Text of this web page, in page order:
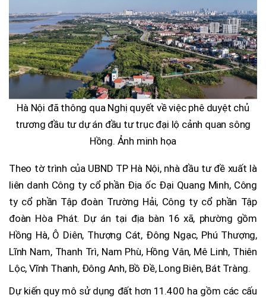
Hà Nội đã thông qua Nghị quyết về việc phê duyệt chủ
trương đầu tư dự án đầu tư trục đại lộ cảnh quan sông
Hồng. Ảnh minh họa
Theo tờ trình của UBND TP Hà Nội, nhà đầu tư đề xuất là
liên danh Công ty cổ phần Địa ốc Đại Quang Minh, Công
ty cổ phần Tập đoàn Trường Hải, Công ty cổ phần Tập
đoàn Hòa Phát. Dự án tại địa bàn 16 xã, phường gồm
Hồng Hà, Ô Diên, Thượng Cát, Đông Ngạc, Phú Thượng,
Lĩnh Nam, Thanh Trì, Nam Phù, Hồng Vân, Mê Linh, Thiên
Lộc, Vĩnh Thanh, Đông Anh, Bồ Đề, Long Biên, Bát Tràng.
Dự kiến quy mô sử dụng đất hơn 11.400 ha gồm các cấu